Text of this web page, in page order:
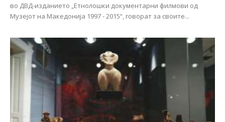
во ДВД-изданието „Етнолошки документарни филмови од
Музејот на Македонија 1997 - 2015“, говорат за своите...